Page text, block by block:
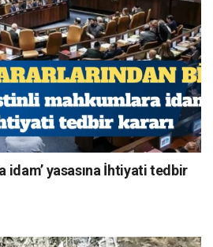
idam’ yasasına İhtiyati tedbir